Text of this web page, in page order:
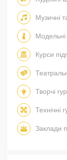
Музичні
Курси
Творчі
Технічні
Заклади